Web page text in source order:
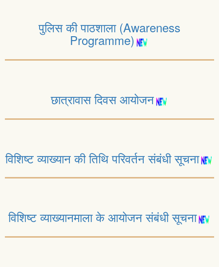
पुलिस की पाठशाला (Awareness
Programme)
छात्रावास दिवस आयोजन
विशिष्ट व्याख्यान की तिथि परिवर्तन संबंधी सूचना
विशिष्ट व्याख्यानमाला के आयोजन संबंधी सूचना